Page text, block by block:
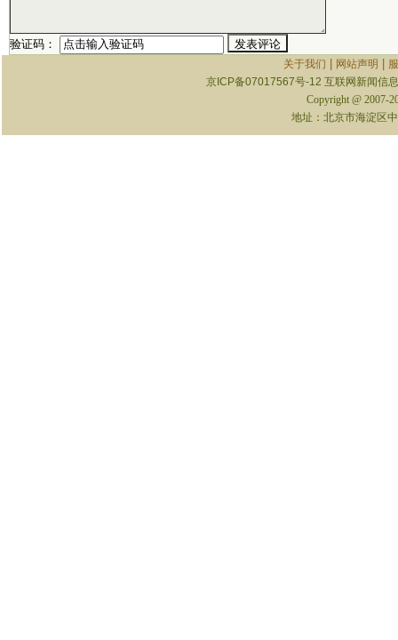
验证码：
关于我们 | 网站声明 |
京ICP备07017567号-12 互联网新闻信
Copyright @ 2007-
地址：北京市海淀区